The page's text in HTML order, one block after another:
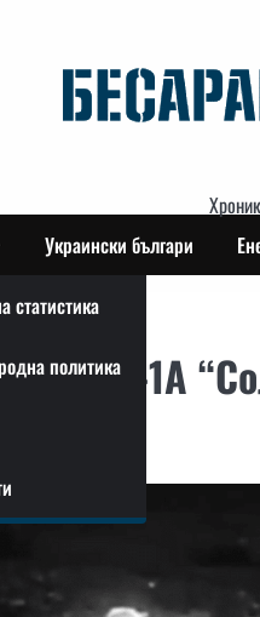
статистика
политика
Украински българи
ТОС-1А